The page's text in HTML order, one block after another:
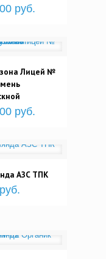
руб.
Лицей №
руб.
АЗС ТПК